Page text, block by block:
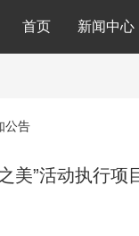
首页 新闻中心
公告
美”活动执行项